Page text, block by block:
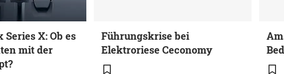
Series X: Ob es
mit der
Führungskrise bei
Elektroriese Ceconomy